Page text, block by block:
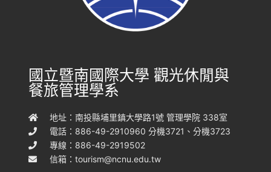
國立暨南國際大學 觀光休閒與
餐旅管理學系
地址：南投縣埔里鎮大學路1號 管理學院 338室
電話：886-49-2910960 分機3721、分機3723
專線：886-49-2919502
信箱：tourism@ncnu.edu.tw